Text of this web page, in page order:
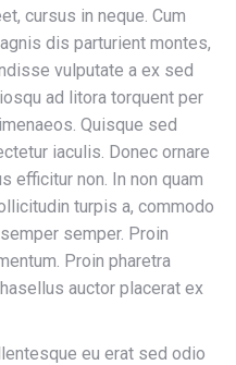
cursus in neque. Cum
dis parturient montes,
vulputate a ex sed
ad litora torquent per
Quisque sed
iaculis. Donec ornare
efficitur non. In non quam
turpis a, commodo
semper. Proin
Proin pharetra
auctor placerat ex
eu erat sed odio